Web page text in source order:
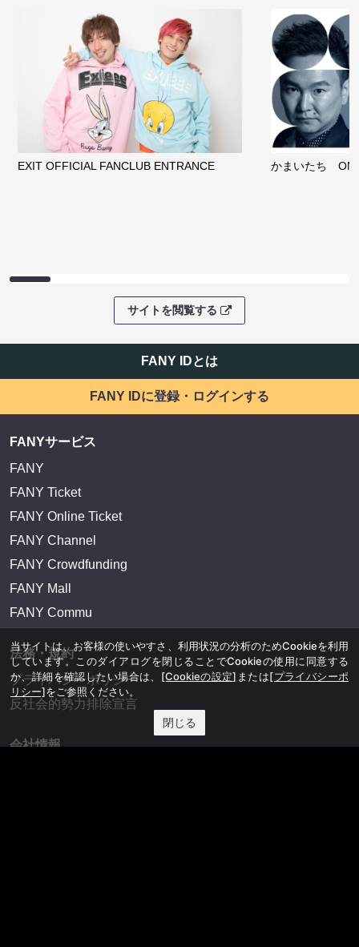
EXIT OFFICIAL FANCLUB ENTRANCE かまいたち
サイトを閲覧する
FANY IDとは
FANY IDに登録・ログインする
FANYサービス
FANY
FANY Ticket
FANY Online Ticket
FANY Channel
FANY Crowdfunding
FANY Mall
FANY Commu
法務・規約
プライバシーポリシー
反社会的勢力排除宣言
会社情報
当サイトは、お客様の使いやすさ、利用状況の分析のためCookieを利用
しています。このダイアログを閉じることでCookieの使用に同意する
か、詳細を確認したい場合は、 [Cookieの設定] または[プライバシーポ
リシー]をご参照ください。
閉じる